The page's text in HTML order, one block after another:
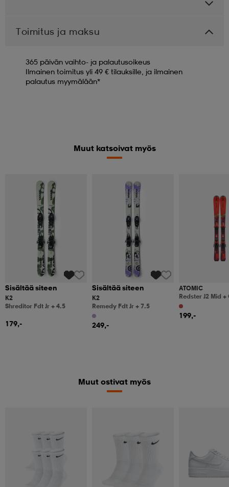
Toimitus ja maksu
365 päivän vaihto- ja palautusoikeus
Ilmainen toimitus yli 49 € tilauksille, ja ilmainen
palautus myymälään*
Muut katsoivat myös
Sisältää siteen
K2
Shreditor Fdt Jr + 4.5
179,-
Sisältää siteen
K2
Remedy Fdt Jr + 7.5
249,-
ATOMIC
Redster J2 Mid +
199,-
Muut ostivat myös